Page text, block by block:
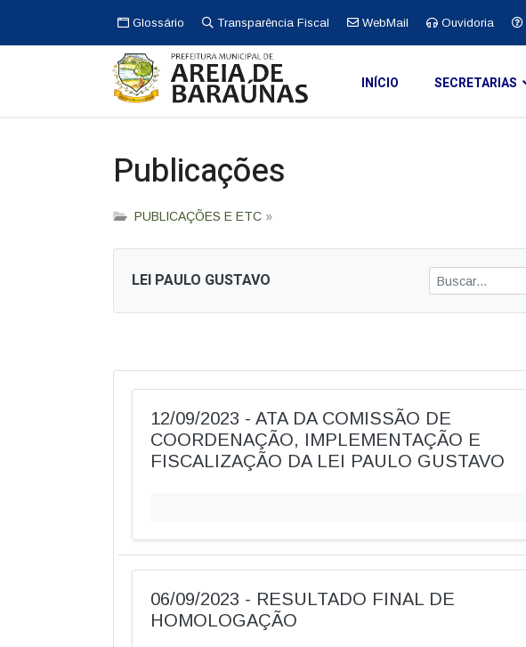
Glossário Transparência Fiscal WebMail Ouvidoria
INÍCIO SECRETARIAS
Publicações
PUBLICAÇÕES E ETC »
LEI PAULO GUSTAVO
12/09/2023 - ATA DA COMISSÃO DE
COORDENAÇÃO, IMPLEMENTAÇÃO E
FISCALIZAÇÃO DA LEI PAULO GUSTAVO
06/09/2023 - RESULTADO FINAL DE
HOMOLOGAÇÃO